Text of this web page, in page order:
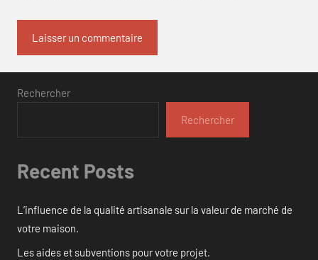
Rechercher
Rechercher
Recent Posts
L’influence de la qualité artisanale sur la valeur de marché de
votre maison.
Les aides et subventions pour votre projet.